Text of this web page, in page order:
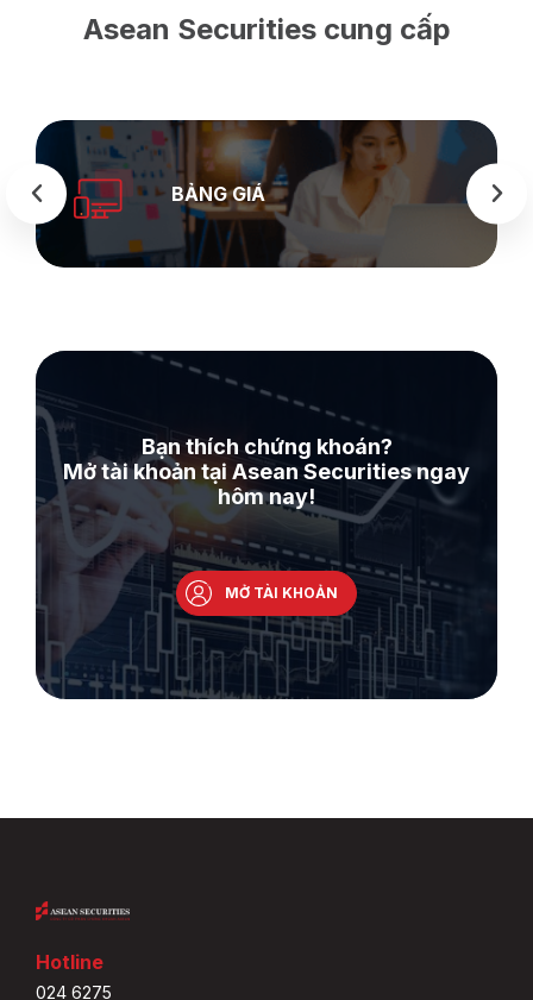
Asean Securities cung cấp
BẢNG GIÁ
Bạn thích chứng khoán?
Mở tài khoản tại Asean Securities ngay
hôm nay!
MỞ TÀI KHOẢN
Hotline
024 6275